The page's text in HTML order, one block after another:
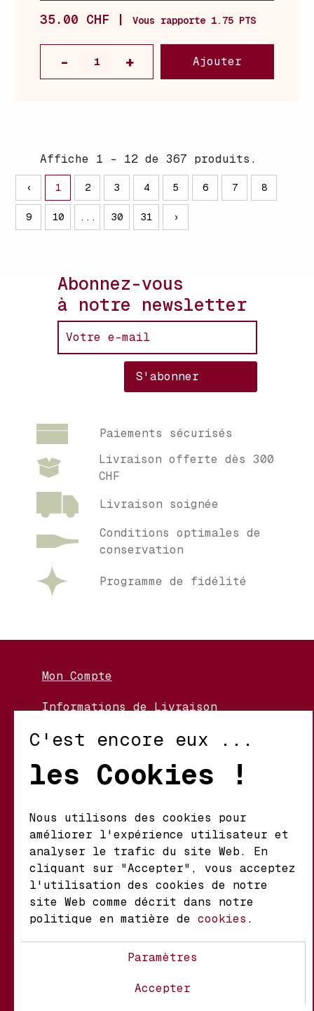
35.00 CHF | Vous rapporte 1.75 PTS
Ajouter
Affiche 1 - 12 de 367 produits.
‹ 1 2 3 4 5 6 7 8
9 10 ... 30 31 ›
Abonnez-vous
à notre newsletter
Paiements sécurisés
Livraison offerte dès 300
CHF
Livraison soignée
Conditions optimales de
conservation
Programme de fidélité
Mon Compte
Informations de Livraison
Conditions d’Utilisation
Mathieu S.A. Vins fins
d'origine
Chemin du Coteau 29 A
1123 Aclens Suisse
@MATHIEUVINS
Contact FAQ
C'est encore eux ...
les Cookies !
Nous utilisons des cookies pour
améliorer l'expérience utilisateur et
analyser le trafic du site Web. En
cliquant sur "Accepter", vous acceptez
l'utilisation des cookies de notre
site Web comme décrit dans notre
politique en matière de cookies .
Paramètres
Accepter